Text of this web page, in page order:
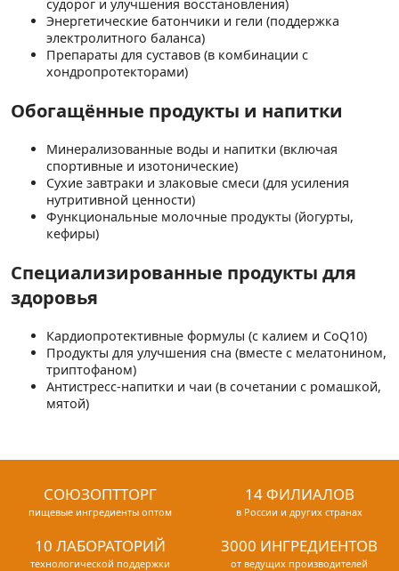
судорог и улучшения восстановления)
Энергетические батончики и гели (поддержка
электролитного баланса)
Препараты для суставов (в комбинации с
хондропротекторами)
Обогащённые продукты и напитки
Минерализованные воды и напитки (включая
спортивные и изотонические)
Сухие завтраки и злаковые смеси (для усиления
нутритивной ценности)
Функциональные молочные продукты (йогурты,
кефиры)
Специализированные продукты для
здоровья
Кардиопротективные формулы (с калием и CoQ10)
Продукты для улучшения сна (вместе с мелатонином,
триптофаном)
Антистресс-напитки и чаи (в сочетании с ромашкой,
мятой)
СОЮЗОПТТОРГ
пищевые ингредиенты оптом
14 ФИЛИАЛОВ
в России и других странах
10 ЛАБОРАТОРИЙ
технологической поддержки
3000 ИНГРЕДИЕНТОВ
от ведущих производителей